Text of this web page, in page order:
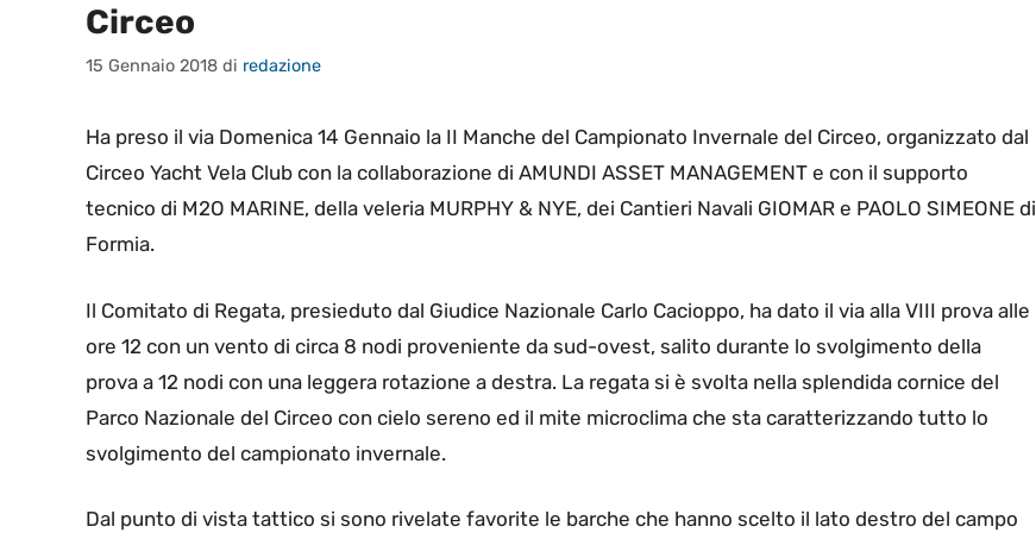
Circeo
15 Gennaio 2018 di redazione
Ha preso il via Domenica 14 Gennaio la II Manche del Campionato Invernale del Circeo, organizzato dal
Circeo Yacht Vela Club con la collaborazione di AMUNDI ASSET MANAGEMENT e con il supporto
tecnico di M2O MARINE, della veleria MURPHY & NYE, dei Cantieri Navali GIOMAR e PAOLO SIMEONE di
Formia.
Il Comitato di Regata, presieduto dal Giudice Nazionale Carlo Cacioppo, ha dato il via alla VIII prova alle
ore 12 con un vento di circa 8 nodi proveniente da sud-ovest, salito durante lo svolgimento della
prova a 12 nodi con una leggera rotazione a destra. La regata si è svolta nella splendida cornice del
Parco Nazionale del Circeo con cielo sereno ed il mite microclima che sta caratterizzando tutto lo
svolgimento del campionato invernale.
Dal punto di vista tattico si sono rivelate favorite le barche che hanno scelto il lato destro del campo